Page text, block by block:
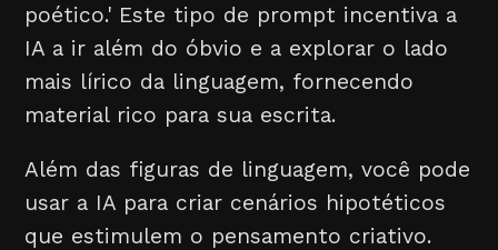
poético.' Este tipo de prompt incentiva a
IA a ir além do óbvio e a explorar o lado
mais lírico da linguagem, fornecendo
material rico para sua escrita.
Além das figuras de linguagem, você pode
usar a IA para criar cenários hipotéticos
que estimulem o pensamento criativo.